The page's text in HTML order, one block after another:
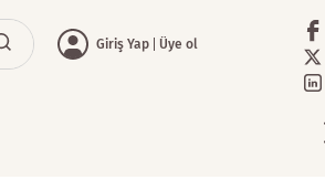
Giriş Yap Üye ol